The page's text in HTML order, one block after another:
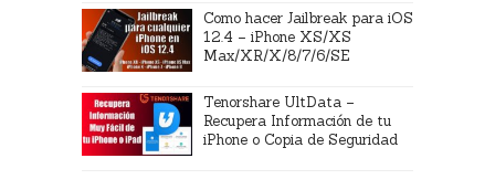
Como hacer Jailbreak para iOS
12.4 – iPhone XS/XS
Max/XR/X/8/7/6/SE
Tenorshare UltData –
Recupera Información de tu
iPhone o Copia de Seguridad